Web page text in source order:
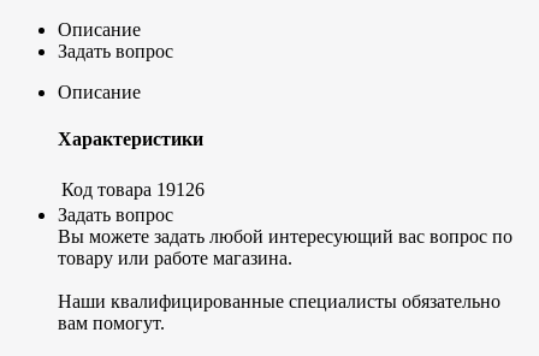
Описание
Задать вопрос
Описание
Характеристики
Код товара 19126
Задать вопрос
Вы можете задать любой интересующий вас вопрос по
товару или работе магазина.
Наши квалифицированные специалисты обязательно
вам помогут.